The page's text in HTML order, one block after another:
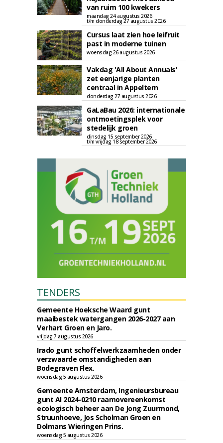
van ruim 100 kwekers
maandag 24 augustus 2026
t/m donderdag 27 augustus 2026
Cursus laat zien hoe leifruit
past in moderne tuinen
woensdag 26 augustus 2026
Vakdag 'All About Annuals'
zet eenjarige planten
centraal in Appeltern
donderdag 27 augustus 2026
GaLaBau 2026: internationale
ontmoetingsplek voor
stedelijk groen
dinsdag 15 september 2026
t/m vrijdag 18 september 2026
TENDERS
Gemeente Hoeksche Waard gunt
maaibestek watergangen 2026-2027 aan
Verhart Groen en Jaro.
vrijdag 7 augustus 2026
Irado gunt schoffelwerkzaamheden onder
verzwaarde omstandigheden aan
Bodegraven Flex.
woensdag 5 augustus 2026
Gemeente Amsterdam, Ingenieursbureau
gunt AI 2024-0210 raamovereenkomst
ecologisch beheer aan De Jong Zuurmond,
Struunhoeve, Jos Scholman Groen en
Dolmans Wieringen Prins.
woensdag 5 augustus 2026